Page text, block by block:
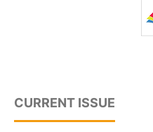
CURRENT ISSUE